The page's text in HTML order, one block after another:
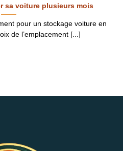
sa voiture plusieurs mois
pour un stockage voiture en
de l’emplacement [...]